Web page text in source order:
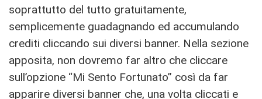
soprattutto del tutto gratuitamente,
semplicemente guadagnando ed accumulando
crediti cliccando sui diversi banner. Nella sezione
apposita, non dovremo far altro che cliccare
sull’opzione “Mi Sento Fortunato” così da far
apparire diversi banner che, una volta cliccati e